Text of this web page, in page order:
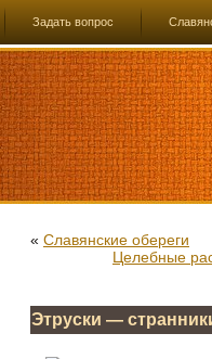
Задать вопрос
« Славянские обереги
Целебные
Этруски —